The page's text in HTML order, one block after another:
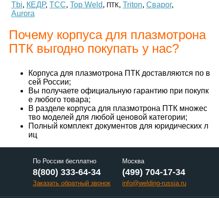
Tbi, КЕДР, ТСС, Top Weld, ПТК, Triton, Сварог,
Aurora
Почему корпуса для плазмотрона
ПТК выгодно покупать у нас?
Корпуса для плазмотрона ПТК доставляются по в
сей России;
Вы получаете официальную гарантию при покупк
е любого товара;
В разделе корпуса для плазмотрона ПТК множес
тво моделей для любой ценовой категории;
Полный комплект документов для юридических л
иц
По России бесплатно
8(800) 333-64-34
Заказать обратный звонок
Москва
(499) 704-17-34
info@welding-russia.ru